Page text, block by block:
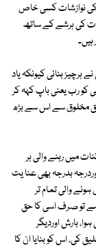
کی نوازشات کسی خاص
کی ہرشے کے ساتھ
ہرچیز بنائی کیونکہ یاد
کو رب یعنی باپ کہہ کر
مخلوق سے اس سے بڑھ
میں رہنے والی ہر
بدرجہ بھی عنا یت
والی تمام تر
ہے تو صرف اسی کا حق
بارش اوردیگر
کی، اس کو بنایا ان کا